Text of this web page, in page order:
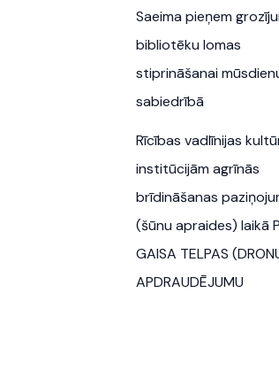
Saeima pieņem
bibliotēku lomas
stiprināšanai
sabiedrībā
Rīcības vadlīnijas
institūcijām agrīnās
brīdināšanas
(šūnu apraides) laikā
GAISA TELPAS
APDRAUDĒJUMU